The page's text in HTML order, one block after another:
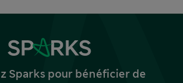
Sparks pour bénéficier de